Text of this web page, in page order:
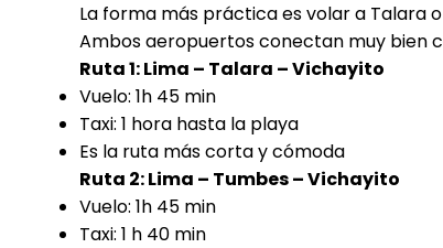
La forma más práctica es volar a Talara
Ambos aeropuertos conectan muy bien
Ruta 1: Lima – Talara – Vichayito
Vuelo: 1h 45 min
Taxi: 1 hora hasta la playa
Es la ruta más corta y cómoda
Ruta 2: Lima – Tumbes – Vichayito
Vuelo: 1h 45 min
Taxi: 1 h 40 min